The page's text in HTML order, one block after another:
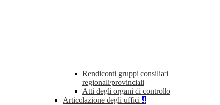
Rendiconti gruppi consiliari
regionali/provinciali
Atti degli organi di controllo
Articolazione degli uffici 4